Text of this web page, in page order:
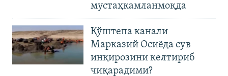
мустаҳкамланмоқда
Қўштепа канали
Марказий Осиёда сув
инқирозини келтириб
чиқарадими?